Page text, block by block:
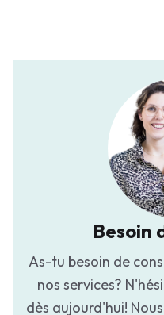
Besoin
As-tu besoin de
nos services?
dès aujourd'hui!